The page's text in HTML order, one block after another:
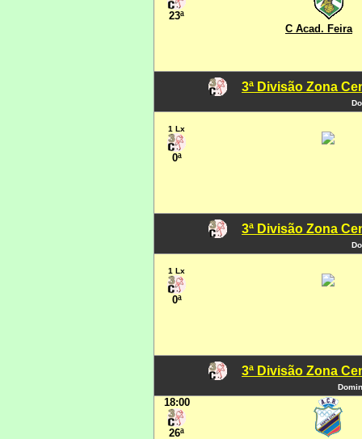
23ª
C Acad. Feira
3ª Divisão Zona
1 Lx
0ª
3ª Divisão Zona
1 Lx
0ª
3ª Divisão Zona
18:00
26ª